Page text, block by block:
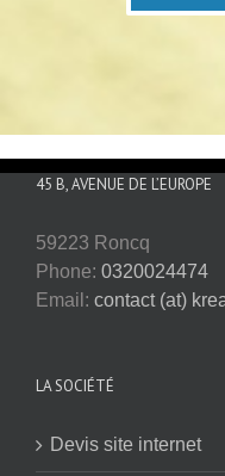
45 B, AVENUE DE L’EUROPE
59223 Roncq
Phone: 0320024474
Email: contact (at)
LA SOCIÉTÉ
Devis site internet